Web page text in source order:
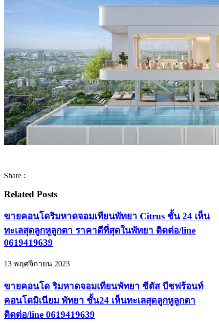
Share :
Related Posts
ขายคอนโดริมหาดจอมเทียนพัทยา Citrus ชั้น 24 เห็น
ทะเลสุดลูกหูลูกตา ราคาดีที่สุดในพัทยา ติดต่อ/line
0619419639
13 พฤศจิกายน 2023
ขายคอนโด ริมหาดจอมเทียนพัทยา ซีตัส บีชฟร้อนท์
คอนโดมิเนียม พัทยา ชั้น24 เห็นทะเลสุดลูกหูลูกตา
ติดต่อ/line 0619419639